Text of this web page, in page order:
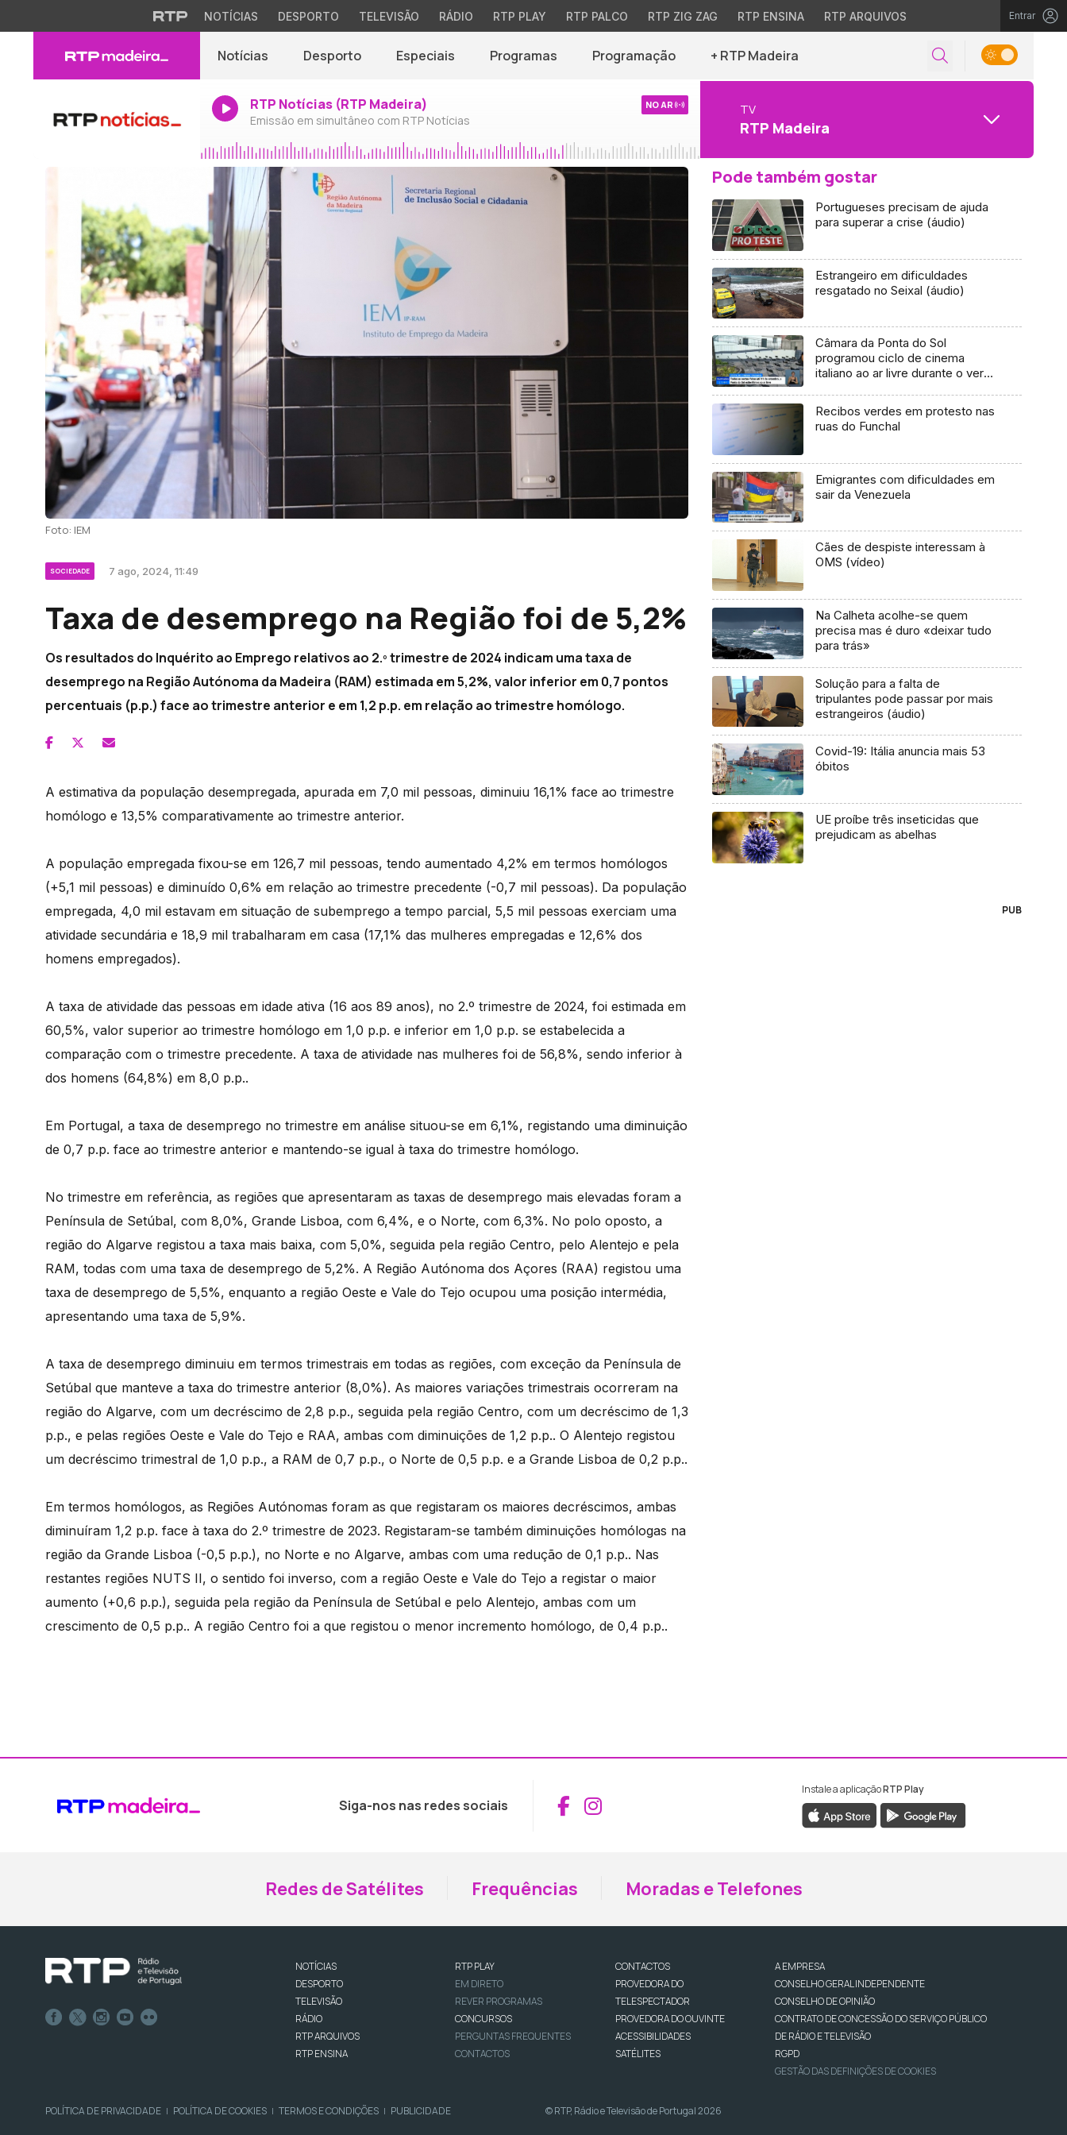
NOTÍCIAS DESPORTO TELEVISÃO RÁDIO RTP PLAY RTP PALCO RTP ZIG ZAG RTP ENSINA RTP ARQUIVOS Entrar
Notícias Desporto Especiais Programas Programação + RTP Madeira
RTP Notícias (RTP Madeira)
Emissão em simultâneo com RTP Notícias
NO AR TV
RTP Madeira
Foto: IEM
SOCIEDADE 7 ago, 2024, 11:49
Taxa de desemprego na Região foi de 5,2%
Os resultados do Inquérito ao Emprego relativos ao 2.º trimestre de 2024 indicam uma taxa de
desemprego na Região Autónoma da Madeira (RAM) estimada em 5,2%, valor inferior em 0,7 pontos
percentuais (p.p.) face ao trimestre anterior e em 1,2 p.p. em relação ao trimestre homólogo.
A estimativa da população desempregada, apurada em 7,0 mil pessoas, diminuiu 16,1% face ao trimestre
homólogo e 13,5% comparativamente ao trimestre anterior.
A população empregada fixou-se em 126,7 mil pessoas, tendo aumentado 4,2% em termos homólogos
(+5,1 mil pessoas) e diminuído 0,6% em relação ao trimestre precedente (-0,7 mil pessoas). Da população
empregada, 4,0 mil estavam em situação de subemprego a tempo parcial, 5,5 mil pessoas exerciam uma
atividade secundária e 18,9 mil trabalharam em casa (17,1% das mulheres empregadas e 12,6% dos
homens empregados).
A taxa de atividade das pessoas em idade ativa (16 aos 89 anos), no 2.º trimestre de 2024, foi estimada em
60,5%, valor superior ao trimestre homólogo em 1,0 p.p. e inferior em 1,0 p.p. se estabelecida a
comparação com o trimestre precedente. A taxa de atividade nas mulheres foi de 56,8%, sendo inferior à
dos homens (64,8%) em 8,0 p.p..
Em Portugal, a taxa de desemprego no trimestre em análise situou-se em 6,1%, registando uma diminuição
de 0,7 p.p. face ao trimestre anterior e mantendo-se igual à taxa do trimestre homólogo.
No trimestre em referência, as regiões que apresentaram as taxas de desemprego mais elevadas foram a
Península de Setúbal, com 8,0%, Grande Lisboa, com 6,4%, e o Norte, com 6,3%. No polo oposto, a
região do Algarve registou a taxa mais baixa, com 5,0%, seguida pela região Centro, pelo Alentejo e pela
RAM, todas com uma taxa de desemprego de 5,2%. A Região Autónoma dos Açores (RAA) registou uma
taxa de desemprego de 5,5%, enquanto a região Oeste e Vale do Tejo ocupou uma posição intermédia,
apresentando uma taxa de 5,9%.
A taxa de desemprego diminuiu em termos trimestrais em todas as regiões, com exceção da Península de
Setúbal que manteve a taxa do trimestre anterior (8,0%). As maiores variações trimestrais ocorreram na
região do Algarve, com um decréscimo de 2,8 p.p., seguida pela região Centro, com um decréscimo de 1,3
p.p., e pelas regiões Oeste e Vale do Tejo e RAA, ambas com diminuições de 1,2 p.p.. O Alentejo registou
um decréscimo trimestral de 1,0 p.p., a RAM de 0,7 p.p., o Norte de 0,5 p.p. e a Grande Lisboa de 0,2 p.p..
Em termos homólogos, as Regiões Autónomas foram as que registaram os maiores decréscimos, ambas
diminuíram 1,2 p.p. face à taxa do 2.º trimestre de 2023. Registaram-se também diminuições homólogas na
região da Grande Lisboa (-0,5 p.p.), no Norte e no Algarve, ambas com uma redução de 0,1 p.p.. Nas
restantes regiões NUTS II, o sentido foi inverso, com a região Oeste e Vale do Tejo a registar o maior
aumento (+0,6 p.p.), seguida pela região da Península de Setúbal e pelo Alentejo, ambas com um
crescimento de 0,5 p.p.. A região Centro foi a que registou o menor incremento homólogo, de 0,4 p.p..
Pode também gostar
Portugueses precisam de ajuda
para superar a crise (áudio)
Estrangeiro em dificuldades
resgatado no Seixal (áudio)
Câmara da Ponta do Sol
programou ciclo de cinema
italiano ao ar livre durante o verão
Recibos verdes em protesto nas
ruas do Funchal
Emigrantes com dificuldades em
sair da Venezuela
Cães de despiste interessam à
OMS (vídeo)
Na Calheta acolhe-se quem
precisa mas é duro «deixar tudo
para trás»
Solução para a falta de
tripulantes pode passar por mais
estrangeiros (áudio)
Covid-19: Itália anuncia mais 53
óbitos
UE proíbe três inseticidas que
prejudicam as abelhas
PUB
Siga-nos nas redes sociais Aceder ao Facebook da RTP Madeira
Aceder ao Instagram da RTP Madeira
Instale a aplicaçãoRTP Play
Redes de Satélites Frequências Moradas e Telefones
NOTÍCIAS
DESPORTO
TELEVISÃO
RÁDIO
RTP ARQUIVOS
RTP ENSINA
RTP PLAY
EM DIRETO
REVER PROGRAMAS
CONCURSOS
PERGUNTAS FREQUENTES
CONTACTOS
CONTACTOS
PROVEDORA DO
TELESPECTADOR
PROVEDORA DO OUVINTE
ACESSIBILIDADES
SATÉLITES
A EMPRESA
CONSELHO GERAL INDEPENDENTE
CONSELHO DE OPINIÃO
CONTRATO DE CONCESSÃO DO SERVIÇO PÚBLICO
DE RÁDIO E TELEVISÃO
RGPD
GESTÃO DAS DEFINIÇÕES DE COOKIES
POLÍTICA DE PRIVACIDADE | POLÍTICA DE COOKIES | TERMOS E CONDIÇÕES | PUBLICIDADE © RTP, Rádio e Televisão de Portugal 2026